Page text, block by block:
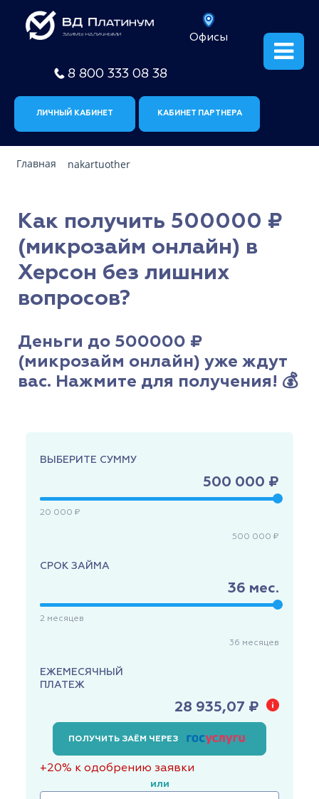
Офисы
8 800 333 08 38
ЛИЧНЫЙ КАБИНЕТ КАБИНЕТ ПАРТНЕРА
Главная nakartuother
Как получить 500000 ₽
(микрозайм онлайн) в
Херсон без лишних
вопросов?
Деньги до 500000 ₽
(микрозайм онлайн) уже ждут
вас. Нажмите для получения! 💰
ВЫБЕРИТЕ СУММУ
500 000 ₽
20 000 ₽
500 000 ₽
СРОК ЗАЙМА
36 мес.
2 месяцев
36 месяцев
ЕЖЕМЕСЯЧНЫЙ
ПЛАТЕЖ
28 935,07 ₽
ПОЛУЧИТЬ ЗАЁМ ЧЕРЕЗ
+20% к одобрению заявки
или